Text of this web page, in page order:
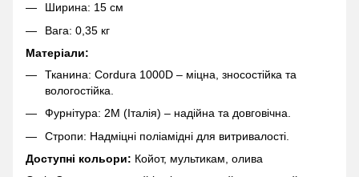
Ширина: 15 см
Вага: 0,35 кг
Матеріали:
Тканина: Cordura 1000D – міцна, зносостійка та
вологостійка.
Фурнітура: 2М (Італія) – надійна та довговічна.
Стропи: Надміцні поліамідні для витривалості.
Доступні кольори: Койот, мультикам, олива